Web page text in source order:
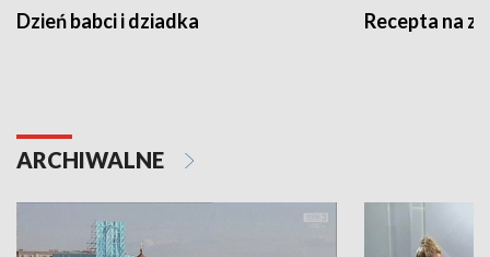
Dzień babci i dziadka Recepta na
ARCHIWALNE